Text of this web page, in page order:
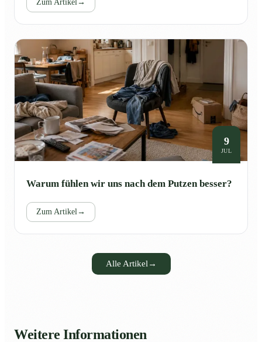
Zum Artikel→
9
JUL
Warum fühlen wir uns nach dem Putzen besser?
Zum Artikel→
Alle Artikel→
Weitere Informationen